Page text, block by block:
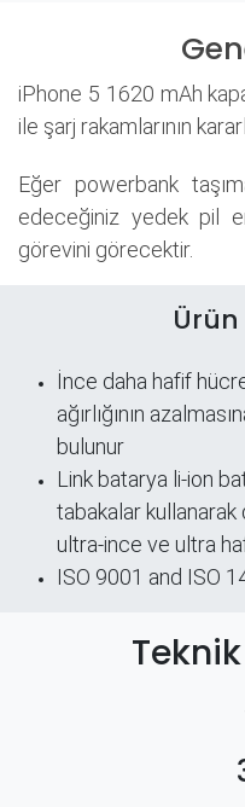
iPhone 5 1620 mAh
ile şarj rakamlarının
Eğer powerbank
edeceğiniz yedek pil
görevini görecektir.
Ürün
İnce daha hafif
ağırlığının
bulunur
Link batarya li-ion
tabakalar
ultra-ince ve ultra
ISO 9001 and ISO